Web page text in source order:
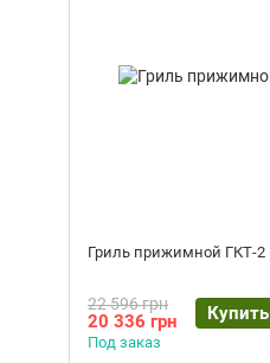
Гриль прижимной ГКТ-2
22 596 грн
20 336 грн Купить
Под заказ